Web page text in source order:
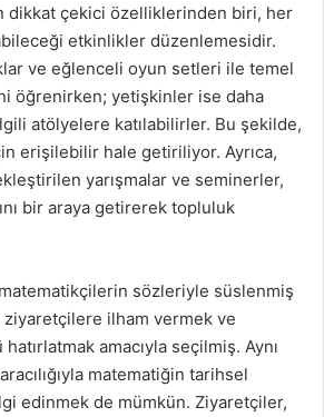
dikkat çekici özelliklerinden biri, her
etkinlikler düzenlemesidir.
ve eğlenceli oyun setleri ile temel
öğrenirken; yetişkinler ise daha
atölyelere katılabilirler. Bu şekilde,
erişilebilir hale getiriliyor. Ayrıca,
yarışmalar ve seminerler,
bir araya getirerek topluluk
sözleriyle süslenmiş
ilham vermek ve
amacıyla seçilmiş. Aynı
matematiğin tarihsel
edinmek de mümkün. Ziyaretçiler,